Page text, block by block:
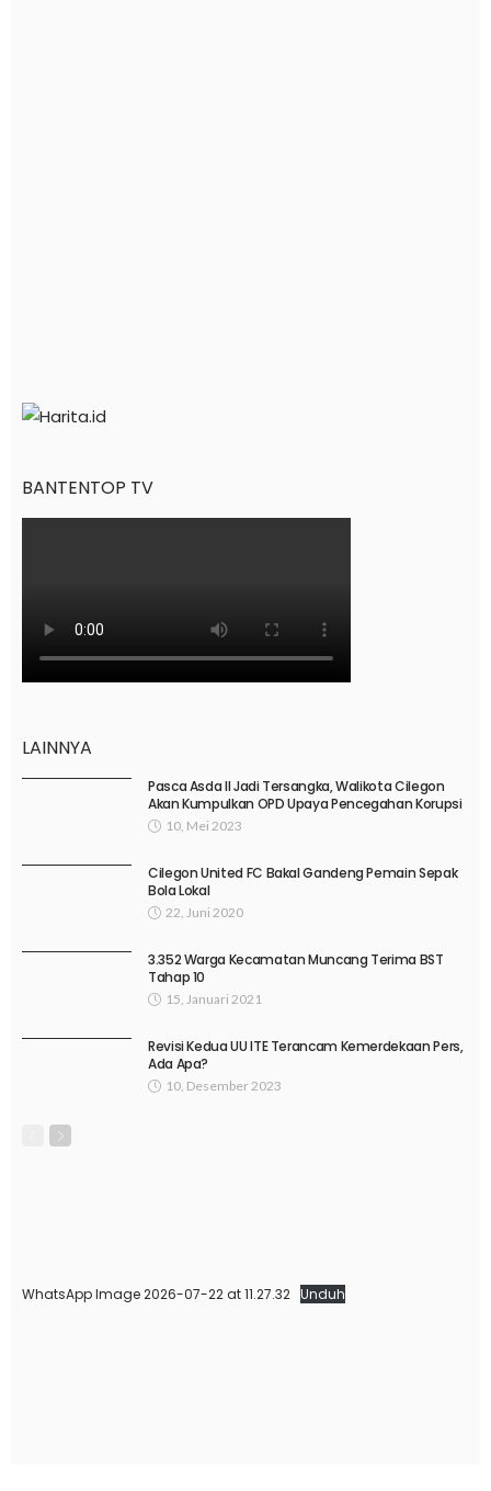
BANTENTOP TV
LAINNYA
Pasca Asda II Jadi Tersangka, Walikota Cilegon
Akan Kumpulkan OPD Upaya Pencegahan Korupsi
10, Mei 2023
Cilegon United FC Bakal Gandeng Pemain Sepak
Bola Lokal
22, Juni 2020
3.352 Warga Kecamatan Muncang Terima BST
Tahap 10
15, Januari 2021
Revisi Kedua UU ITE Terancam Kemerdekaan Pers,
Ada Apa?
10, Desember 2023
WhatsApp Image 2026-07-22 at 11.27.32 Unduh